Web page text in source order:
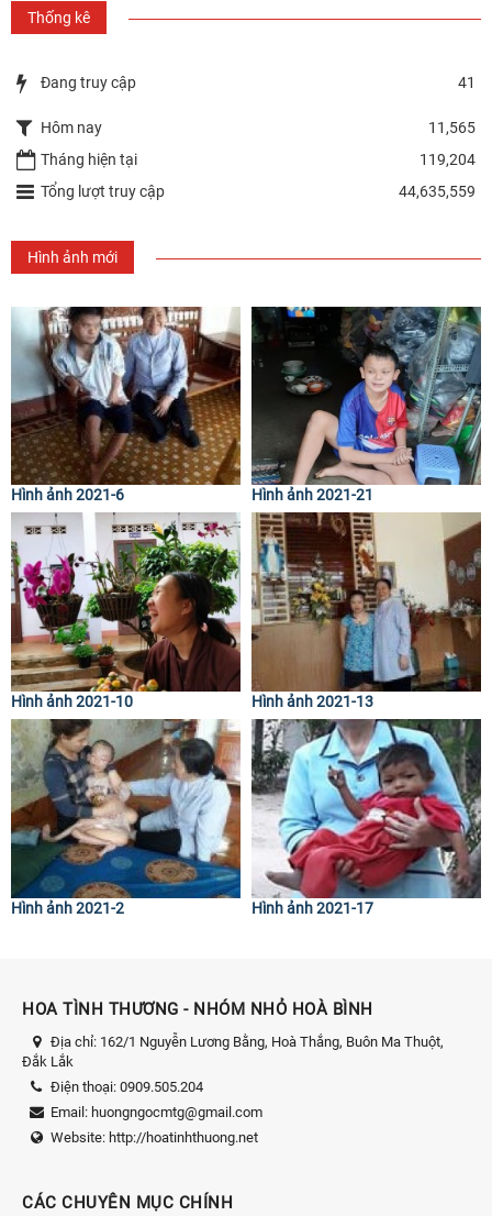
Thống kê
Đang truy cập 41
Hôm nay
11,565
Tháng hiện tại
119,204
Tổng lượt truy cập
44,635,559
Hình ảnh mới
Hình ảnh 2021-6 Hình ảnh 2021-21
Hình ảnh 2021-10 Hình ảnh 2021-13
Hình ảnh 2021-2 Hình ảnh 2021-17
HOA TÌNH THƯƠNG - NHÓM NHỎ HOÀ BÌNH
Địa chỉ: 162/1 Nguyễn Lương Bằng, Hoà Thắng, Buôn Ma Thuột,
Đắk Lắk
Điện thoại: 0909.505.204
Email: huongngocmtg@gmail.com
Website: http://hoatinhthuong.net
CÁC CHUYÊN MỤC CHÍNH